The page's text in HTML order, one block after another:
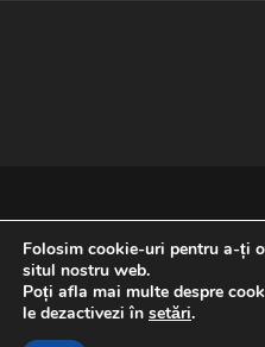
REVENIRE LA
Folosim cookie-uri pentru a-ți
situl nostru web.
Poți afla mai multe despre
le dezactivezi în setări.